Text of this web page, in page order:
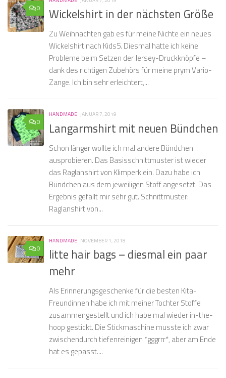
0 Wickelshirt in der nächsten Größe
Zu Weihnachten gab es für meine Nichte ein neues
Wickelshirt nach Kids5. Diesmal hatte ich keine
Probleme beim Setzen der Jersey-Druckknöpfe –
dank des richtigen Zubehörs für meine prym Vario-
Zange. Ich bin sehr erleichtert,...
0
HANDMADE JANUAR 7, 2019
Langarmshirt mit neuen Bündchen
Schon länger wollte ich mal andere Bündchen
ausprobieren. Das Basisschnittmuster ist wieder
das Raglanshirt von Klimperklein. Dazu habe ich
Bündchen aus dem jeweiligen Stoff angesetzt. Das
Ergebnis gefällt mir sehr gut. Schnittmuster:
Raglanshirt von...
0
HANDMADE NOVEMBER 1, 2018
litte hair bags – diesmal ein paar
mehr
Als Erinnerungsgeschenke für die besten Kita-
Freundinnen habe ich mit meiner Tochter Stoffe
zusammengestellt und ich habe mal wieder in-the-
hoop gestickt. Die Stickmaschine musste ich zwar
zwischendurch tiefenreinigen *gggrrr*, aber am Ende
hat es gepasst....